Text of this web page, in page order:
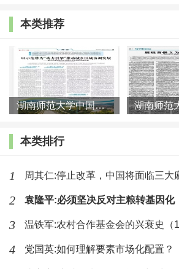
农业发展有机衔接的新经验、新做法
社”“农户+公司” 等机制，引导建立股
享机制，推进土地经营权入股农业产
享增值收益。要加快培育各类社会
代农业产业链、价值链。要完善小农
不断深化农村土地制度改革
习近平总书记强调，新形势下深
仍然是处理好农民和土地的关系。
本类推荐
湖南师范大学中国乡村振兴研究院课题组:以示范带为“动力引擎”
本类排行
1 周其仁:停止改革，中国将面临三大
2 袁隆平:必须坚决反对主粮转基因化
3 温铁军:农村合作基金会的兴衰史（
4 党国英:如何理解要素市场化配置？